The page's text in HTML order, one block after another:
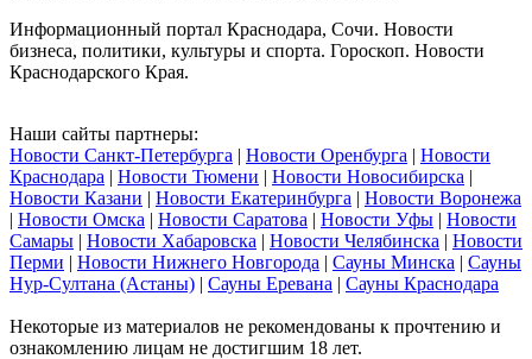
Информационный портал Краснодара, Сочи. Новости
бизнеса, политики, культуры и спорта. Гороскоп. Новости
Краснодарского Края.
Наши сайты партнеры:
Новости Санкт-Петербурга | Новости Оренбурга | Новости
Краснодара | Новости Тюмени | Новости Новосибирска |
Новости Казани | Новости Екатеринбурга | Новости Воронежа
| Новости Омска | Новости Саратова | Новости Уфы | Новости
Самары | Новости Хабаровска | Новости Челябинска | Новости
Перми | Новости Нижнего Новгорода | Сауны Минска | Сауны
Нур-Султана (Астаны) | Сауны Еревана | Сауны Краснодара
Некоторые из материалов не рекомендованы к прочтению и
ознакомлению лицам не достигшим 18 лет.